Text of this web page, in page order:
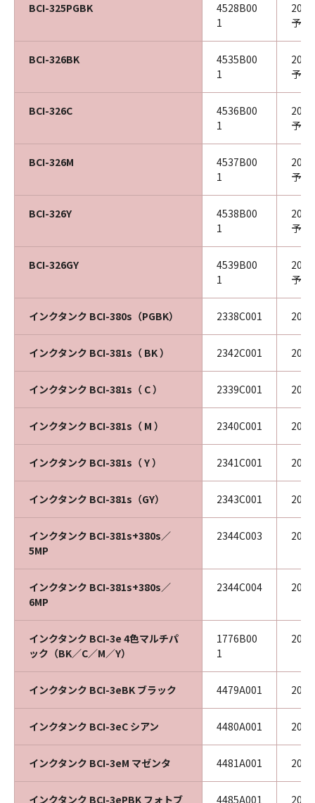
BCI-325PGBK
4528B00
1
予定
BCI-326BK
4535B00
1
予定
BCI-326C
4536B00
1
予定
BCI-326M
4537B00
1
予定
BCI-326Y
4538B00
1
予定
BCI-326GY
4539B00
1
予定
インクタンク BCI-380s（PGBK） 2338C001
インクタンク BCI-381s（ BK ） 2342C001
インクタンク BCI-381s（ C ） 2339C001
インクタンク BCI-381s（ M ） 2340C001
インクタンク BCI-381s（ Y ） 2341C001
インクタンク BCI-381s（GY） 2343C001
インクタンク BCI-381s+380s／
5MP
2344C003
インクタンク BCI-381s+380s／
6MP
2344C004
インクタンク BCI-3e 4色マルチパ
ック（BK／C／M／Y）
1776B00
1
インクタンク BCI-3eBK ブラック 4479A001
インクタンク BCI-3eC シアン 4480A001
インクタンク BCI-3eM マゼンタ 4481A001
インクタンク BCI-3ePBK フォトブ 4485A001